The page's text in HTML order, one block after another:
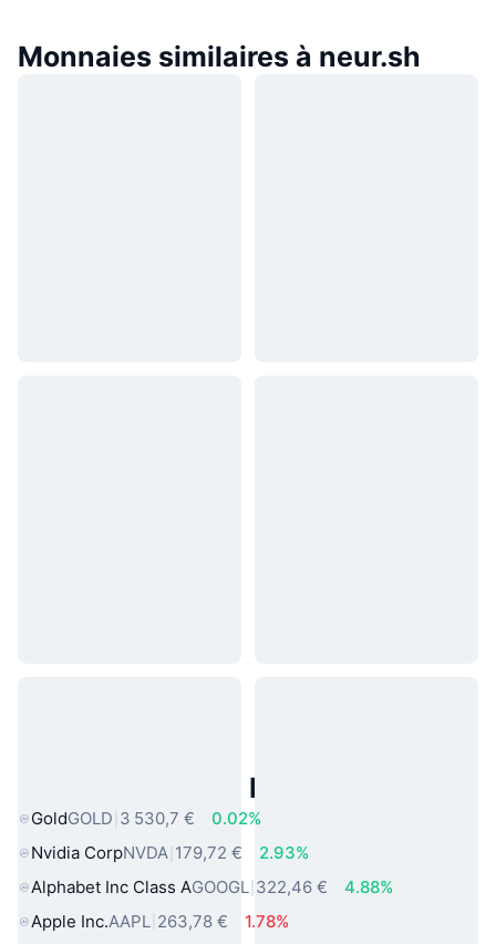
Monnaies similaires à neur.sh
Actifs du Monde Réel Populaires
GoldGOLD 3 530,7 €
0.02%
Nvidia CorpNVDA 179,72 €
2.93%
Alphabet Inc Class AGOOGL 322,46 €
4.88%
Apple Inc.AAPL 263,78 € 1.78%